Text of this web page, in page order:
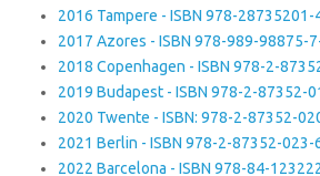
2016 Tampere - ISBN 978-28735201-
2017 Azores - ISBN 978-989-98875-
2018 Copenhagen - ISBN 978-2-
2019 Budapest - ISBN 978-2-87352-
2020 Twente - ISBN: 978-2-87352-
2021 Berlin - ISBN 978-2-87352-023-
2022 Barcelona - ISBN 978-84-